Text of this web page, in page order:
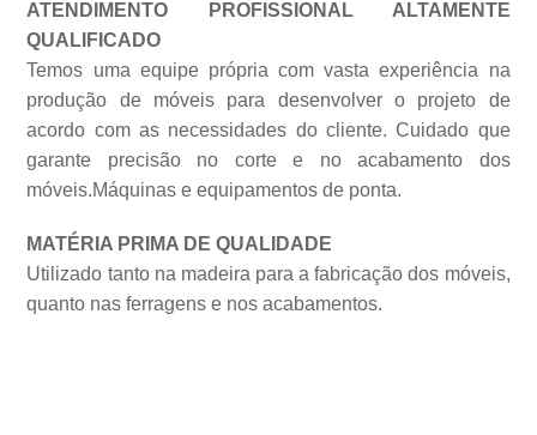
ATENDIMENTO PROFISSIONAL ALTAMENTE
QUALIFICADO
Temos uma equipe própria com vasta experiência na
produção de móveis para desenvolver o projeto de
acordo com as necessidades do cliente. Cuidado que
garante precisão no corte e no acabamento dos
móveis.Máquinas e equipamentos de ponta.
MATÉRIA PRIMA DE QUALIDADE
Utilizado tanto na madeira para a fabricação dos móveis,
quanto nas ferragens e nos acabamentos.